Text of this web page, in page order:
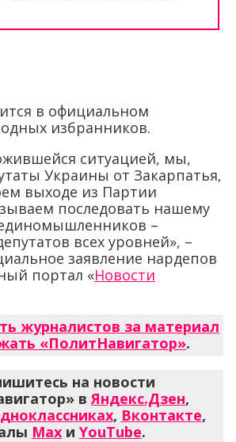
в официальном
избранников.
ситуацией, мы,
Украины от Закарпатья,
выходе из Партии
последовать нашему
–
всех уровней», –
заявление нардепов
портал «Новости
журналистов за материал
«ПолитНавигатор».
на новости
вЯндекс.Дзен,
, Вконтакте,
Max и YouTube.